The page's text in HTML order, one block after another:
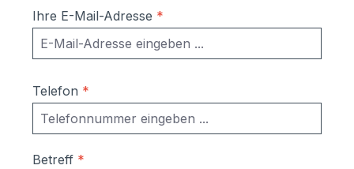
Ihre E-Mail-Adresse *
Telefon *
Betreff *